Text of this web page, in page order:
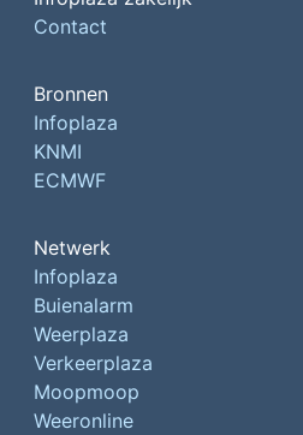
Contact
Bronnen
Infoplaza
KNMI
ECMWF
Netwerk
Infoplaza
Buienalarm
Weerplaza
Verkeerplaza
Moopmoop
Weeronline